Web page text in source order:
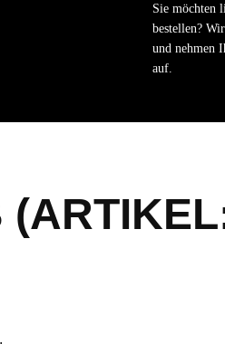
Sie möchten
bestellen?
und nehmen
auf.